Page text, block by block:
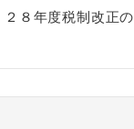
８年度税制改正の